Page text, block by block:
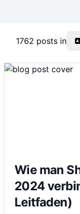
1762 posts in
Wie man
2024
Leitfaden)